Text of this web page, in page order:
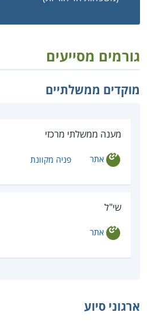
גורמים מסייעים
מוקדים ממשלתיים
מענה ממשלתי מרכזי
אתר פניה מקוונת
שי"ל
אתר
ארגוני סיוע